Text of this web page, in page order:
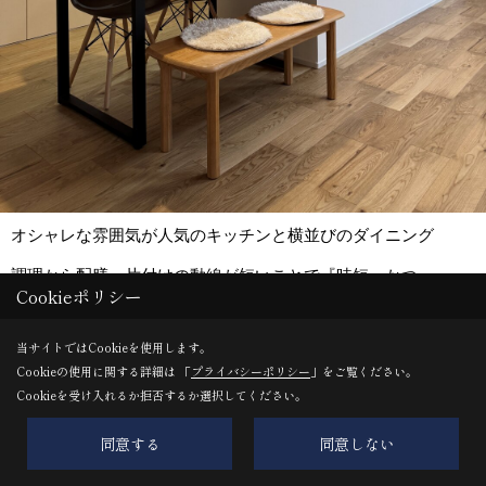
オシャレな雰囲気が人気のキッチンと横並びのダイニング
調理から配膳、片付けの動線が短いことで『時短』かつ、
がしやすく『快適』です◎
クロス：シンコール 天井・壁/SMT737
Cookieポリシー
当サイトではCookieを使用します。
Cookieの使用に関する詳細は 「プライバシーポリシー 」をご覧ください。
Cookieを受け入れるか拒否するか選択してください。
同意する 同意しない